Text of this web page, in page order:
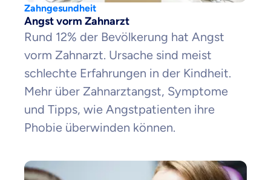
Zahngesundheit
Angst vorm Zahnarzt
Rund 12% der Bevölkerung hat Angst
vorm Zahnarzt. Ursache sind meist
schlechte Erfahrungen in der Kindheit.
Mehr über Zahnarztangst, Symptome
und Tipps, wie Angstpatienten ihre
Phobie überwinden können.